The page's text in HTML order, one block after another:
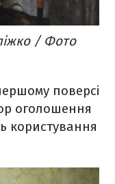
/ Фото
поверсі
оголошення
користування